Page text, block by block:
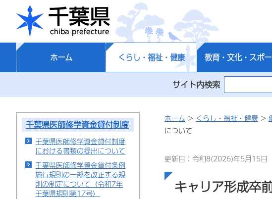
千葉県
ホーム くらし・福祉・健康 教育・文化・スポ
サイト内検索
千葉県医師修学資金貸付制度
千葉県医師修学資金貸付制度
における書類の提出について
千葉県医師修学資金貸付条例
施行規則の一部を改正する規
則の制定について（令和7年
千葉県規則第17号）
ホーム > くらし・福祉・健康 >
について
更新日：令和8(2026)年5月15日
キャリア形成卒